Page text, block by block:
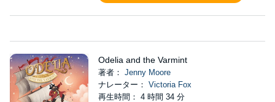
Odelia and the Varmint
著者： Jenny Moore
ナレーター： Victoria Fox
再生時間： 4 時間 34 分